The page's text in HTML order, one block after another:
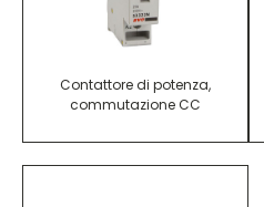
Contattore di potenza,
commutazione CC